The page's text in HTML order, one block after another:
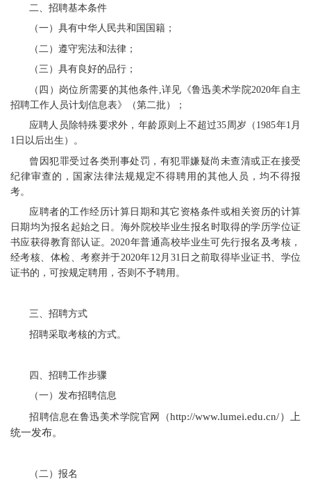
二、招聘基本条件
（一）具有中华人民共和国国籍；
（二）遵守宪法和法律；
（三）具有良好的品行；
（四）岗位所需要的其他条件,详见《鲁迅美术学院2020年自主
招聘工作人员计划信息表》（第二批）；
应聘人员除特殊要求外，年龄原则上不超过35周岁（1985年1月
1日以后出生）。
曾因犯罪受过各类刑事处罚，有犯罪嫌疑尚未查清或正在接受
纪律审查的，国家法律法规规定不得聘用的其他人员，均不得报
考。
应聘者的工作经历计算日期和其它资格条件或相关资历的计算
日期均为报名起始之日。海外院校毕业生报名时取得的学历学位证
书应获得教育部认证。2020年普通高校毕业生可先行报名及考核，
经考核、体检、考察并于2020年12月31日之前取得毕业证书、学位
证书的，可按规定聘用，否则不予聘用。
三、招聘方式
招聘采取考核的方式。
四、招聘工作步骤
（一）发布招聘信息
招聘信息在鲁迅美术学院官网（http://www.lumei.edu.cn/）上
统一发布。
（二）报名